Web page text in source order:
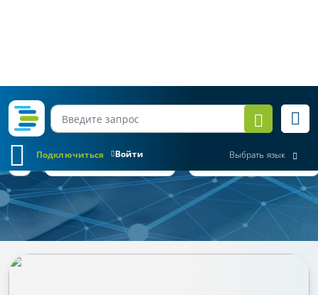
Коротко о важном
Все месяцы